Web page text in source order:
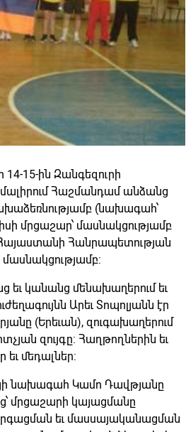
15-ին Զանգեզուրի
Հաշմանդամ անձանց
(նախագահ՝
մրցաշար՝ մասնակցությամբ
Հանրապետության
կանանց մենախաղերում եւ
Արեւ Տոպոլյանն էր
(Երեւան), զուգախաղերում
զույգը: Հաղթողներին եւ
մեդալներ:
նախագահ Կամո Դավթյանը
մրցաշարի կայացմանը
եւ մասսայականացման